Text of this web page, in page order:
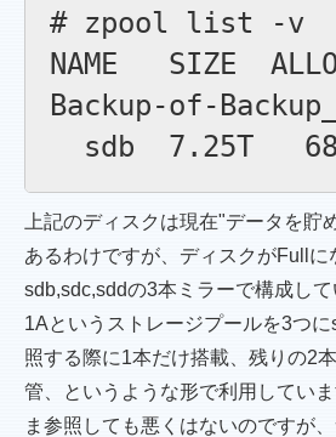
# zpool list -v
NAME   SIZE
Backup-of-
上記のディスクは現在"データを貯
あるわけですが、ディスクがFullに
sdb,sdc,sddの3本ミラーで構成し
1Aというストレージプールを3つ
照する際に1本だけ搭載、残りの2
管、というような形で利用してい
ま参照しても悪くはないのですが